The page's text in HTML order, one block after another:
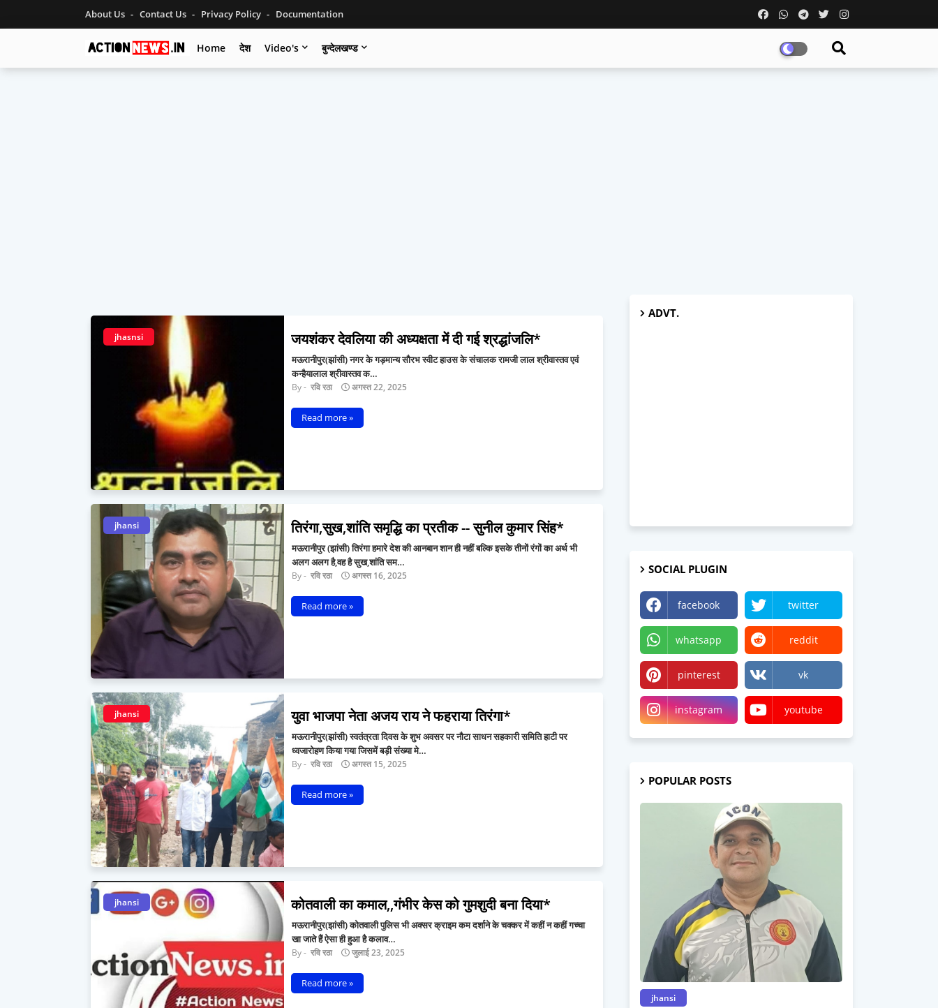
About Us Contact Us Privacy Policy Documentation
Home देश Video's बुन्देलखण्ड
jhasnsi जयशंकर देवलिया की अध्यक्षता में दी गई श्रद्धांजलि*
मऊरानीपुर(झांसी) नगर के गड़मान्य सौरभ स्वीट हाउस के संचालक रामजी लाल श्रीवास्तव एवं
कन्हैयालाल श्रीवास्तव क…
रवि रठा अगस्त 22, 2025
Read more »
jhansi तिरंगा,सुख,शांति समृद्धि का प्रतीक -- सुनील कुमार सिंह*
मऊरानीपुर (झांसी) तिरंगा हमारे देश की आनबान शान ही नहीं बल्कि इसके तीनों रंगों का अर्थ भी
अलग अलग है,वह है सुख,शांति सम…
रवि रठा अगस्त 16, 2025
Read more »
jhansi युवा भाजपा नेता अजय राय ने फहराया तिरंगा*
मऊरानीपुर(झांसी) स्वतंत्रता दिवस के शुभ अवसर पर नौटा साधन सहकारी समिति हाटी पर
ध्वजारोहण किया गया जिसमें बड़ी संख्या मे…
रवि रठा अगस्त 15, 2025
Read more »
jhansi कोतवाली का कमाल,,गंभीर केस को गुमशुदी बना दिया*
मऊरानीपुर(झांसी) कोतवाली पुलिस भी अक्सर क्राइम कम दर्शाने के चक्कर में कहीं न कहीं गच्चा
खा जाते हैं ऐसा ही हुआ है कलाव…
रवि रठा जुलाई 23, 2025
Read more »
ADVT.
SOCIAL PLUGIN
facebook twitter
whatsapp reddit
pinterest vk
instagram youtube
POPULAR POSTS
jhansi